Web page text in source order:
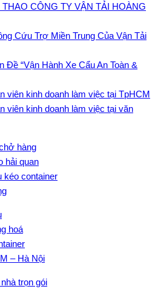
CÔNG TY VẬN TẢI HOÀNG
Cứu Trợ Miền Trung Của Vận Tải
Đề “Vận Hành Xe Cẩu An Toàn &
viên kinh doanh làm việc tại TpHCM
viên kinh doanh làm việc tại văn
hàng
hải quan
kéo container
hoá
– Hà Nội
trọn gói